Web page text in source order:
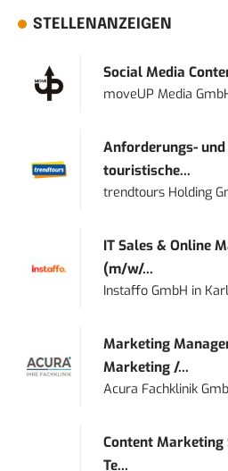
STELLENANZEIGEN
Social Media
moveUP Media
Anforderungs-
touristische...
trendtours Holding
IT Sales & Online
(m/w/...
Instaffo GmbH in
Marketing
Marketing /...
Acura Fachklinik
Content
Te...